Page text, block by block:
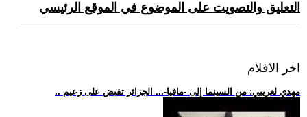
التعليق والتصويت على الموضوع في الموقع الرئيسي
اخر الافلام
.. مهدي لعريبي: من السينما إلى -مافيا-... الجزائر تقبض على زعيم